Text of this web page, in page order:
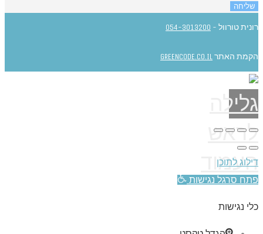
שליחה
רונית טורוול - 054-3013200
הקמת האתרGREENCODE.CO.IL
גלילה
לראש
העמוד
דילוג לתוכן
פתח סרגל נגישות
כלי נגישות